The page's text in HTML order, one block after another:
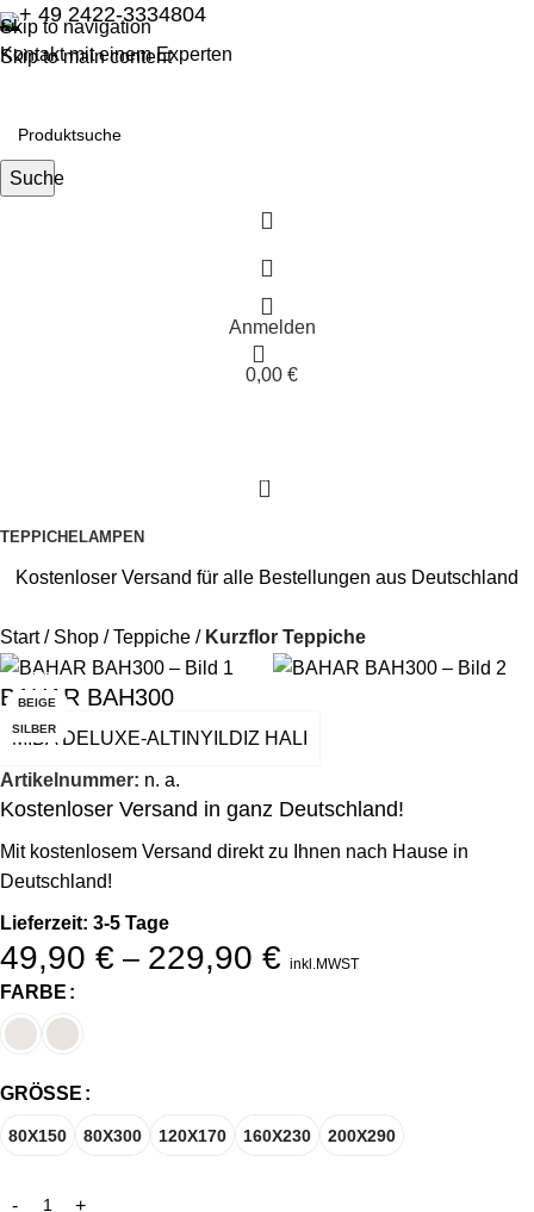
Skip to navigation
Skip to main content
+ 49 2422-3334804
Kontakt mit einem Experten
Suche
Anmelden
0,00 €
0
TEPPICHELAMPEN
Kostenloser Versand für alle Bestellungen aus Deutschland
Start Shop Teppiche Kurzflor Teppiche
-22%
BEIGE
SILBER
BAHAR BAH300
MIBA DELUXE-ALTINYILDIZ HALI
Artikelnummer: n. a.
Kostenloser Versand in ganz Deutschland!
Mit kostenlosem Versand direkt zu Ihnen nach Hause in
Deutschland!
Lieferzeit: 3-5 Tage
49,90 € – 229,90 € inkl.MWST
FARBE
GRÖSSE
80X150 80X300 120X170 160X230 200X290